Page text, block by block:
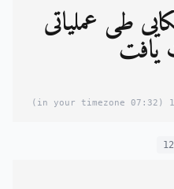
طی عملیاتی
یافت
(07:32 in your timezone)